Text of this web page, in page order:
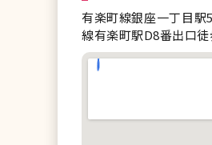
有楽町線銀座一丁目駅
線有楽町駅D8番出口